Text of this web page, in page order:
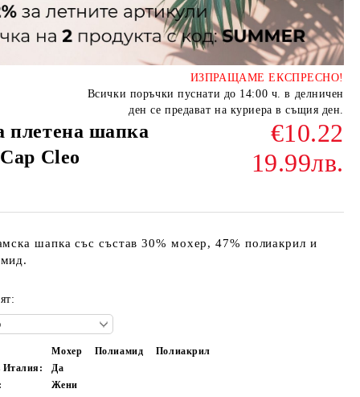
ИЗПРАЩАМЕ ЕКСПРЕСНО!
Всички поръчки пуснати до 14:00 ч. в делничен
ден се предават на куриера в същия ден.
плетена шапка
Cleo
€10.22
19.99лв.
шапка със състав 30% мохер, 47% полиакрил и
Мохер Полиамид
Полиакрил
Италия:
Да
Жени